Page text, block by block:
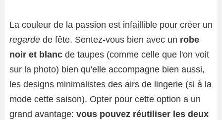
La couleur de la passion est infaillible pour créer un
regarde de fête. Sentez-vous bien avec un robe
noir et blanc de taupes (comme celle que l'on voit
sur la photo) bien qu'elle accompagne bien aussi,
les designs minimalistes des airs de lingerie (si à la
mode cette saison). Opter pour cette option a un
grand avantage: vous pouvez réutiliser les deux